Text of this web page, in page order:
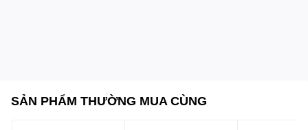
SẢN PHẨM THƯỜNG MUA CÙNG